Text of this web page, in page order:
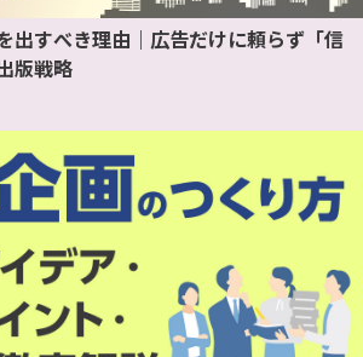
出すべき理由｜広告だけに頼らず「信
版戦略